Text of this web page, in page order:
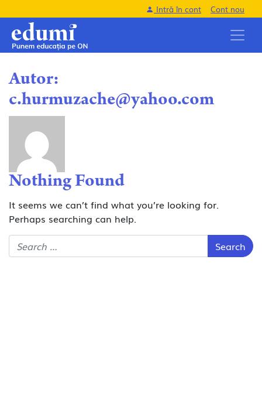
Intră în cont Cont nou
Autor:
c.hurmuzache@yahoo.com
Nothing Found
It seems we can’t find what you’re looking for.
Perhaps searching can help.
Search for: